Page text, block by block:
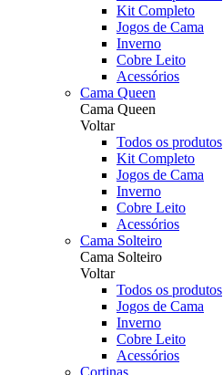
Kit Completo
Jogos de Cama
Inverno
Cobre Leito
Acessórios
Cama Queen
Cama Queen
Voltar
Todos os produtos
Kit Completo
Jogos de Cama
Inverno
Cobre Leito
Acessórios
Cama Solteiro
Cama Solteiro
Voltar
Todos os produtos
Jogos de Cama
Inverno
Cobre Leito
Acessórios
Cortinas